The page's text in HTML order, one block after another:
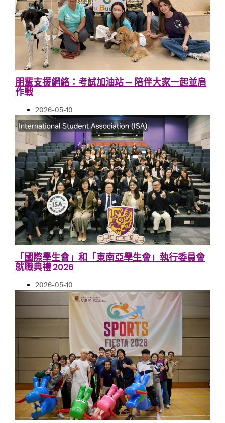
朋輩支援網絡：考試加油站 — 陪伴大家一起並肩
作戰
2026-05-10
「國際學生會」和「東南亞學生會」執行委員會
就職典禮 2026
2026-05-10